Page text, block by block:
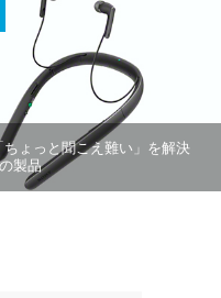
ちょっと聞こえ難い」を解決
製品